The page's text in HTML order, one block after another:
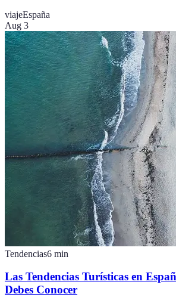
viajeEspaña
Aug 3
Tendencias6 min
Las Tendencias Turísticas en
Debes Conocer